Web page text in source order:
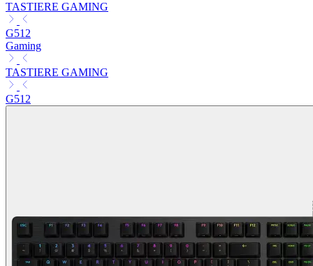
TASTIERE GAMING
G512
Gaming
TASTIERE GAMING
G512